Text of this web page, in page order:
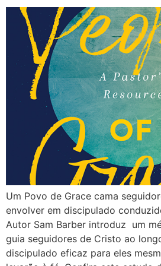
Um Povo de Grace cama
envolver em discipulado
Autor Sam Barber introduz um
guia seguidores de Cristo ao
discipulado eficaz para eles